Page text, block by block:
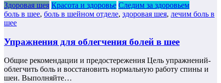
Здоровая шея Красота и здоровье Следим за здоровьем
боль в шее, боль в шейном отделе, здоровая шея, лечим боль в
шее
Упражнения для облегчения болей в шее
Общие рекомендации и предостережения Цель упражнений-
облегчить боль и восстановить нормальную работу спины и
шеи. Выполняйте…